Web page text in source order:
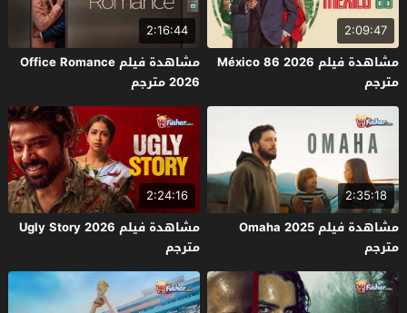
2:09:47
مشاهدة فيلم México 86 2026
مترجم
2:16:44
مشاهدة فيلم Office Romance
2026 مترجم
2:35:18
مشاهدة فيلم Omaha 2025
مترجم
2:24:16
مشاهدة فيلم Ugly Story 2026
مترجم